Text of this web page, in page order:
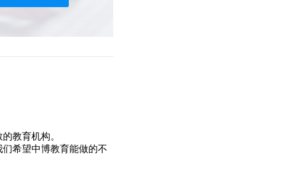
教育机构。
希望中博教育能做的不